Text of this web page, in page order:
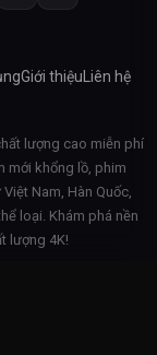
Giới thiệu Liên hệ
lượng cao miễn phí
mới khổng lồ, phim
Nam, Hàn Quốc,
loại. Khám phá nền
lượng 4K!